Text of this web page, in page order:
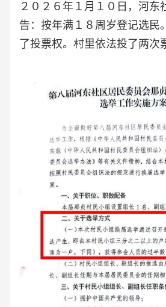
２０２６年１月１０日，河东
告：按年满１８周岁登记选民
了投票权。村里依法投了两次